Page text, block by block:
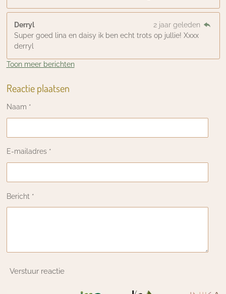
Derryl
2 jaar geleden
Super goed lina en daisy ik ben echt trots op jullie! Xxxx
derryl
Toon meer berichten
Reactie plaatsen
Naam *
E-mailadres *
Bericht *
Verstuur reactie